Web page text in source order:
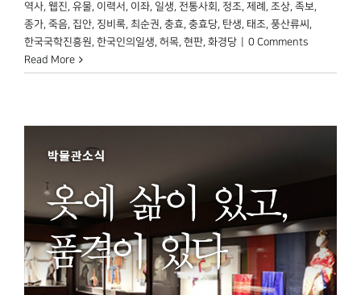
역사, 웹진, 유물, 이력서 , 이좌, 일생, 전통사회 , 정조, 제례 , 조상, 족보,
종가, 죽음, 집안, 징비록, 최순권, 충효, 충효당, 탄생, 태조, 풍산류씨 ,
한국국학진흥원, 한국인의일생, 허목, 현판, 화경당
0 Comments
Read More